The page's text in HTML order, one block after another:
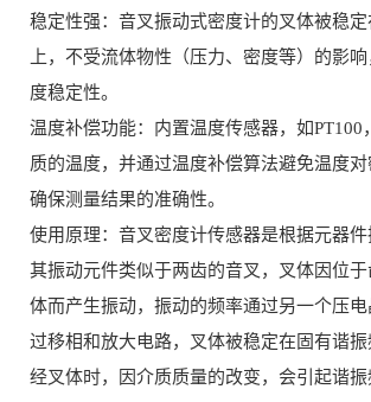
稳定性强：音叉振动式密度计的叉体被稳
上，不受流体物性（压力、密度等）的影
度稳定性。
温度补偿功能：内置温度传感器，如PT100
质的温度，并通过温度补偿算法避免温度对
确保测量结果的准确性。
使用原理：音叉密度计传感器是根据元器件
其振动元件类似于两齿的音叉，叉体因位
体而产生振动，振动的频率通过另一个压
过移相和放大电路，叉体被稳定在固有谐
经叉体时，因介质质量的改变，会引起谐